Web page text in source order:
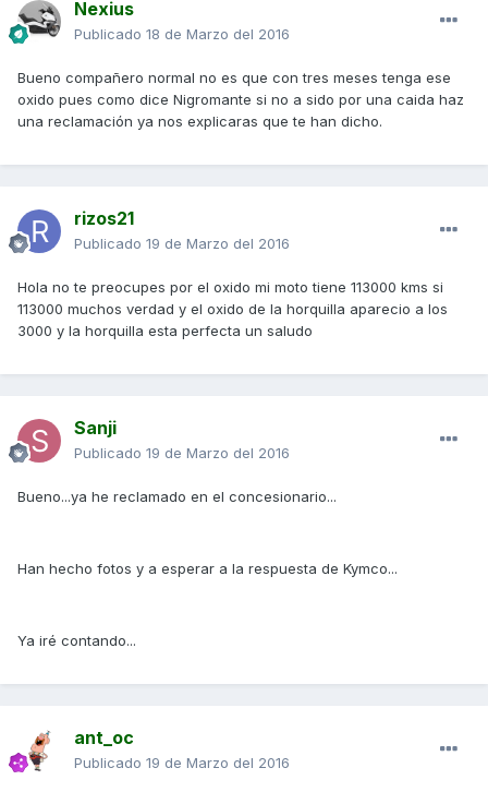
Nexius
Publicado 18 de Marzo del 2016
Bueno compañero normal no es que con tres meses tenga ese
oxido pues como dice Nigromante si no a sido por una caida haz
una reclamación ya nos explicaras que te han dicho.
rizos21
Publicado 19 de Marzo del 2016
Hola no te preocupes por el oxido mi moto tiene 113000 kms si
113000 muchos verdad y el oxido de la horquilla aparecio a los
3000 y la horquilla esta perfecta un saludo
Sanji
Publicado 19 de Marzo del 2016
Bueno...ya he reclamado en el concesionario...
Han hecho fotos y a esperar a la respuesta de Kymco...
Ya iré contando...
ant_oc
Publicado 19 de Marzo del 2016